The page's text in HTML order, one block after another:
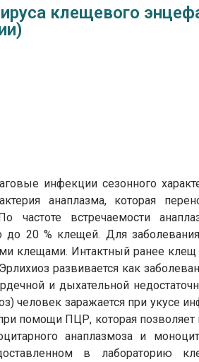
клещевого
инфекции сезонного
анаплазма, которая
частоте встречаемости
20 % клещей. Для
клещами. Интактный ранее клещ
развивается как
и дыхательной
человек заражается при укусе
помощи ПЦР, которая
анаплазмоза и
в лабораторию